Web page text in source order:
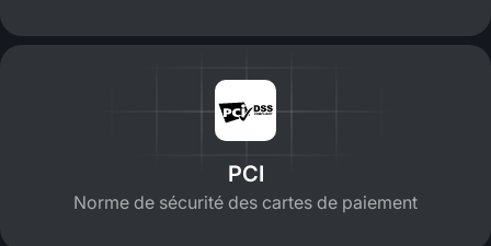
PCI
Norme de sécurité des cartes de paiement